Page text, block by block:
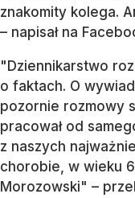
znakomity kolega.
– napisał na
"Dziennikarstwo
o faktach. O
pozornie rozmowy
pracował od
z naszych
chorobie, w wieku
Morozowski" –